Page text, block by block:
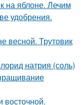
на яблоне. Лечим
удобрения.
весной. Трутовик
натрия (соль)
восточной.